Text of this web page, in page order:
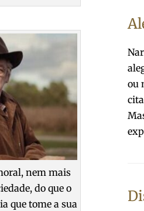
ou
nem mais
do que o
que tome a sua